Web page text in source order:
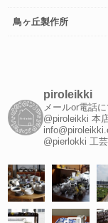
鳥ヶ丘製作所
piroleikki
メールor電話
@piroleikki 本
@pierlokki 工